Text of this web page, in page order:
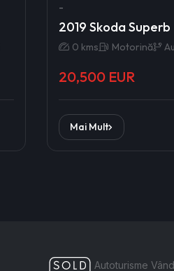
-
2019 Skoda Superb
0 kms Motorină
20,500 EUR
Mai Mult
Autoturisme